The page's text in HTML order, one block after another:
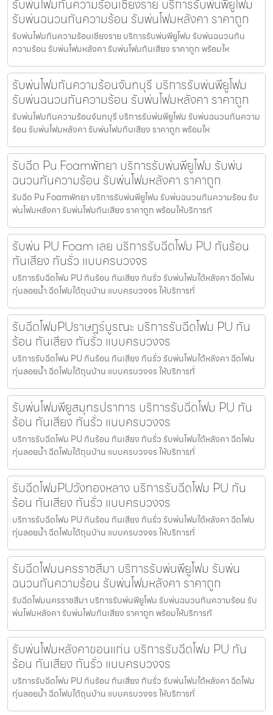
รับพ่นโฟมกันความร้อนเชียงราย บริการรับพ่นพียูโฟม
รับพ่นฉนวนกันความร้อน รับพ่นโฟมหลังคา ราคาถูก
รับพ่นโฟมกันความร้อนเชียงราย บริการรับพ่นพียูโฟม รับพ่นฉนวนกัน
ความร้อน รับพ่นโฟมหลังคา รับพ่นโฟมกันเสียง ราคาถูก พร้อมให
รับพ่นโฟมกันความร้อนจันทบุรี บริการรับพ่นพียูโฟม
รับพ่นฉนวนกันความร้อน รับพ่นโฟมหลังคา ราคาถูก
รับพ่นโฟมกันความร้อนจันทบุรี บริการรับพ่นพียูโฟม รับพ่นฉนวนกันความ
ร้อน รับพ่นโฟมหลังคา รับพ่นโฟมกันเสียง ราคาถูก พร้อมให
รับฉีด Pu Foamพัทยา บริการรับพ่นพียูโฟม รับพ่น
ฉนวนกันความร้อน รับพ่นโฟมหลังคา ราคาถูก
รับฉีด Pu Foamพัทยา บริการรับพ่นพียูโฟม รับพ่นฉนวนกันความร้อน รับ
พ่นโฟมหลังคา รับพ่นโฟมกันเสียง ราคาถูก พร้อมให้บริการทั
รับพ่น PU Foam เลย บริการรับฉีดโฟม PU กันร้อน
กันเสียง กันรั่ว แบบครบวงจร
บริการรับฉีดโฟม PU กันร้อน กันเสียง กันรั่ว รับพ่นโฟมใต้หลังคา ฉีดโฟม
ทุ่นลอยน้ำ ฉีดโฟมใต้ถุนบ้าน แบบครบวงจร ให้บริการทั่
รับฉีดโฟมPUราษฎร์บูรณะ บริการรับฉีดโฟม PU กัน
ร้อน กันเสียง กันรั่ว แบบครบวงจร
บริการรับฉีดโฟม PU กันร้อน กันเสียง กันรั่ว รับพ่นโฟมใต้หลังคา ฉีดโฟม
ทุ่นลอยน้ำ ฉีดโฟมใต้ถุนบ้าน แบบครบวงจร ให้บริการทั่
รับพ่นโฟมพียูสมุทรปราการ บริการรับฉีดโฟม PU กัน
ร้อน กันเสียง กันรั่ว แบบครบวงจร
บริการรับฉีดโฟม PU กันร้อน กันเสียง กันรั่ว รับพ่นโฟมใต้หลังคา ฉีดโฟม
ทุ่นลอยน้ำ ฉีดโฟมใต้ถุนบ้าน แบบครบวงจร ให้บริการทั่
รับฉีดโฟมPUวังทองหลาง บริการรับฉีดโฟม PU กัน
ร้อน กันเสียง กันรั่ว แบบครบวงจร
บริการรับฉีดโฟม PU กันร้อน กันเสียง กันรั่ว รับพ่นโฟมใต้หลังคา ฉีดโฟม
ทุ่นลอยน้ำ ฉีดโฟมใต้ถุนบ้าน แบบครบวงจร ให้บริการทั่
รับฉีดโฟมนครราชสีมา บริการรับพ่นพียูโฟม รับพ่น
ฉนวนกันความร้อน รับพ่นโฟมหลังคา ราคาถูก
รับฉีดโฟมนครราชสีมา บริการรับพ่นพียูโฟม รับพ่นฉนวนกันความร้อน รับ
พ่นโฟมหลังคา รับพ่นโฟมกันเสียง ราคาถูก พร้อมให้บริการทั
รับพ่นโฟมหลังคาขอนแก่น บริการรับฉีดโฟม PU กัน
ร้อน กันเสียง กันรั่ว แบบครบวงจร
บริการรับฉีดโฟม PU กันร้อน กันเสียง กันรั่ว รับพ่นโฟมใต้หลังคา ฉีดโฟม
ทุ่นลอยน้ำ ฉีดโฟมใต้ถุนบ้าน แบบครบวงจร ให้บริการทั่